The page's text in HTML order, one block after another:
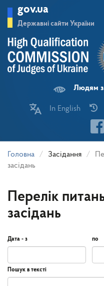
основного
матеріалу
gov.ua
Державні сайти України
Людям з
In English
Головна Засідання
засідань
Перелік
засідань
Дата - з
Дата
Дата
-
по
Пошук в тексті